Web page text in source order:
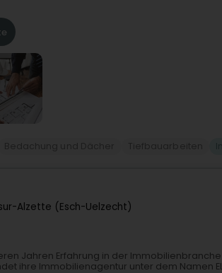
Alzette (Esch-Uelzecht)
Jahren Erfahrung in der
ihre Immobilienagentur unter dem Namen